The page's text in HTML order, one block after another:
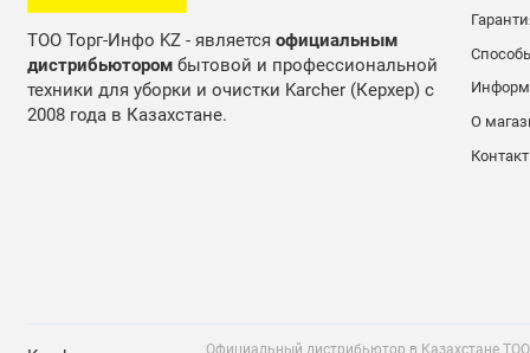
ТОО Торг-Инфо KZ - является официальным
дистрибьюторомбытовой и профессиональной
техники для уборки и очистки Karcher (Керхер) с
2008 года в Казахстане.
О
Официальный дистрибьютор в Казахстане